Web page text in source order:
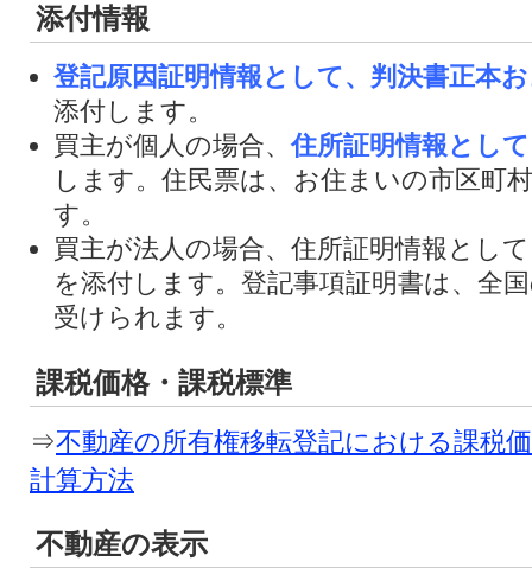
添付情報
登記原因証明情報として、判決書正本
添付します。
買主が個人の場合、住所証明情報とし
します。住民票は、お住まいの市区町
す。
買主が法人の場合、住所証明情報とし
を添付します。登記事項証明書は、全
受けられます。
課税価格・課税標準
⇒不動産の所有権移転登記における課税
計算方法
不動産の表示